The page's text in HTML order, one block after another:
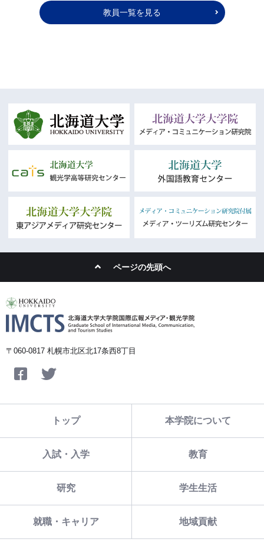
教員一覧を見る
ページの先頭へ
〒060-0817 札幌市北区北17条西8丁目
Facebook
トップ 本学院について
入試・入学 教育
研究 学生生活
就職・キャリア 地域貢献